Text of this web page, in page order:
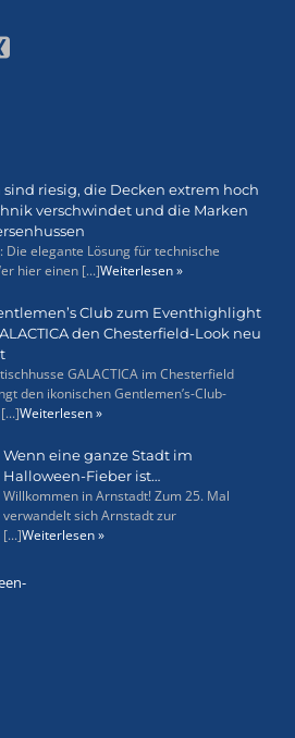
sind riesig, die Decken extrem hoch
verschwindet und die Marken
Die elegante Lösung für technische
hier einen [...]Weiterlesen »
Club zum Eventhighlight
den Chesterfield-Look neu
GALACTICA im Chesterfield
den ikonischen Gentlemen’s-Club-
Weiterlesen »
Wenn eine ganze Stadt im
Halloween-Fieber ist…
Willkommen in Arnstadt! Zum 25. Mal
verwandelt sich Arnstadt zur
[...]Weiterlesen »